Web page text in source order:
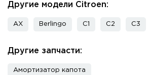
Другие модели Citroen:
AX Berlingo C1 C2 C3
Другие запчасти:
Амортизатор капота